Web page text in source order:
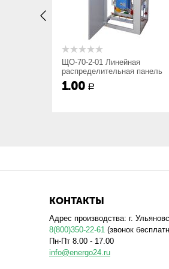
70 -
x Порядковый
1 -
2 -
3 -
При расположении
Мы изготавливаем
панелей ЩО-70 удобным для
ЩО-70-2-01 Линейная
распределительная панель
1.00 Р
КОНТАКТЫ
Адрес производства: г.
8(800)350-22-61 (звонок
Пн-Пт 8.00 - 17.00
info@energo24.ru